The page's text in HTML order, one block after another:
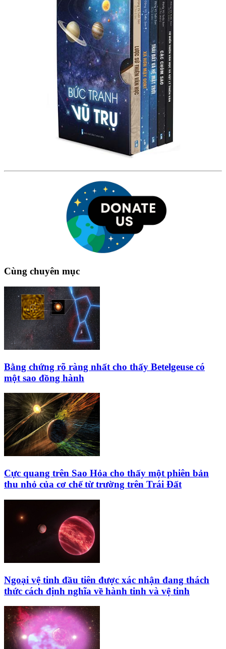
Cùng chuyên mục
Bằng chứng rõ ràng nhất cho thấy Betelgeuse có
một sao đồng hành
Cực quang trên Sao Hỏa cho thấy một phiên bản
thu nhỏ của cơ chế từ trường trên Trái Đất
Ngoại vệ tinh đầu tiên được xác nhận đang thách
thức cách định nghĩa về hành tinh và vệ tinh